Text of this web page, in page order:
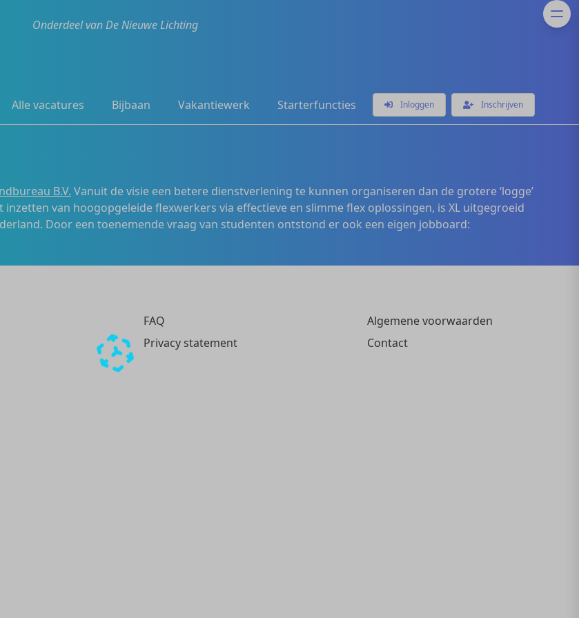
Onderdeel van De Nieuwe Lichting
Alle vacatures Bijbaan Vakantiewerk Starterfuncties Inloggen Inschrijven
B.V. Vanuit de visie een betere dienstverlening te kunnen organiseren dan de grotere ‘logge’
van hoogopgeleide flexwerkers via effectieve en slimme flex oplossingen, is XL uitgegroeid
Door een toenemende vraag van studenten ontstond er ook een eigen jobboard:
FAQ
Privacy statement
Algemene voorwaarden
Contact